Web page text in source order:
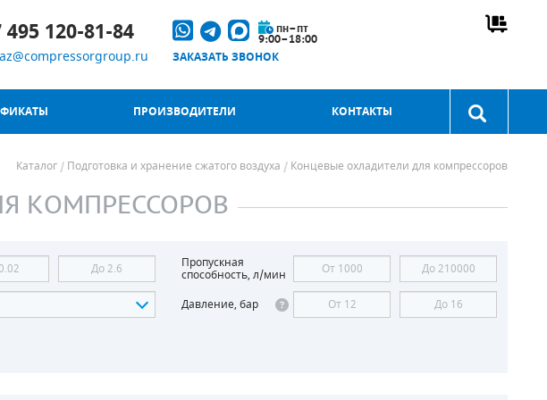
495 120-81-84 пн–пт
9:00–18:00
ЗАКАЗАТЬ ЗВОНОК
ПРОИЗВОДИТЕЛИ КОНТАКТЫ
Каталог Подготовка и хранение сжатого воздуха Концевые охладители для компрессоров
КОМПРЕССОРОВ
Пропускная
способность, л/мин
Давление, бар